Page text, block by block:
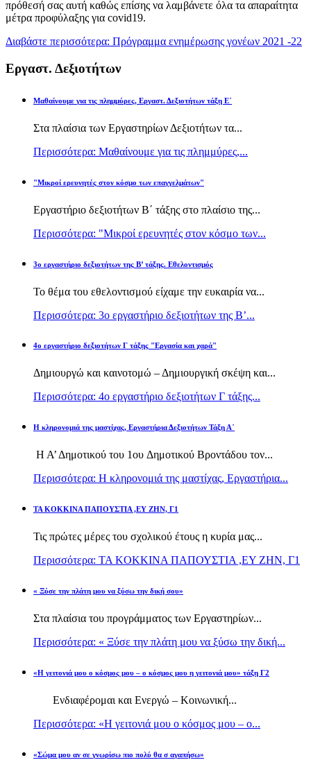
πρόθεσή σας αυτή καθώς επίσης να λαμβάνετε όλα τα απαραίτητα
μέτρα προφύλαξης για covid19.
Διαβάστε περισσότερα: Πρόγραμμα ενημέρωσης γονέων 2021 -22
Εργαστ. Δεξιοτήτων
Μαθαίνουμε για τις πλημμύρες, Εργαστ. Δεξιοτήτων τάξη Ε΄
Στα πλαίσια των Εργαστηρίων Δεξιοτήτων τα...
Περισσότερα: Μαθαίνουμε για τις πλημμύρες,...
"Μικροί ερευνητές στον κόσμο των επαγγελμάτων"
Εργαστήριο δεξιοτήτων Β΄ τάξης στο πλαίσιο της...
Περισσότερα: "Μικροί ερευνητές στον κόσμο των...
3ο εργαστήριο δεξιοτήτων της Β’ τάξης. Εθελοντισμός
Το θέμα του εθελοντισμού είχαμε την ευκαιρία να...
Περισσότερα: 3ο εργαστήριο δεξιοτήτων της Β’...
4ο εργαστήριο δεξιοτήτων Γ τάξης "Εργασία και χαρά"
Δημιουργώ και καινοτομώ – Δημιουργική σκέψη και...
Περισσότερα: 4ο εργαστήριο δεξιοτήτων Γ τάξης...
H κληρονομιά της μαστίχας, Εργαστήρια Δεξιοτήτων Τάξη Α΄
Η Α’ Δημοτικού του 1ου Δημοτικού Βροντάδου τον...
Περισσότερα: H κληρονομιά της μαστίχας, Εργαστήρια...
TA KOKKINA ΠΑΠΟΥΣΤΙΑ ,ΕΥ ΖΗΝ, Γ1
Τις πρώτες μέρες του σχολικού έτους η κυρία μας...
Περισσότερα: TA KOKKINA ΠΑΠΟΥΣΤΙΑ ,ΕΥ ΖΗΝ, Γ1
« Ξύσε την πλάτη μου να ξύσω την δική σου»
Στα πλαίσια του προγράμματος των Εργαστηρίων...
Περισσότερα: « Ξύσε την πλάτη μου να ξύσω την δική...
«Η γειτονιά μου ο κόσμος μου – ο κόσμος μου η γειτονιά μου» τάξη Γ2
Ενδιαφέρομαι και Ενεργώ – Κοινωνική...
Περισσότερα: «Η γειτονιά μου ο κόσμος μου – ο...
«Σώμα μου αν σε γνωρίσω πιο πολύ θα σ αγαπήσω»